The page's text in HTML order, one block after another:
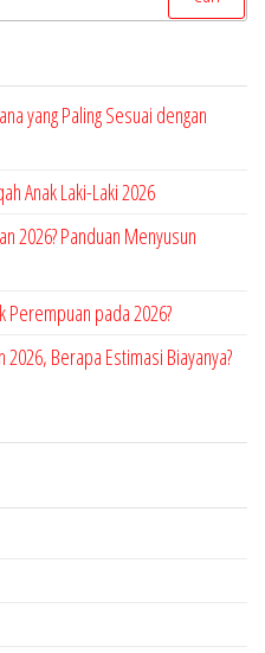
yang Paling Sesuai dengan
Anak Laki-Laki 2026
2026? Panduan Menyusun
Perempuan pada 2026?
Berapa Estimasi Biayanya?